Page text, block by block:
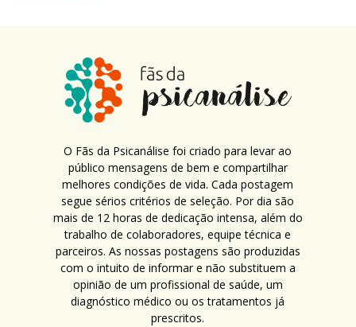
O Fãs da Psicanálise foi criado para levar ao
público mensagens de bem e compartilhar
melhores condições de vida. Cada postagem
segue sérios critérios de seleção. Por dia são
mais de 12 horas de dedicação intensa, além do
trabalho de colaboradores, equipe técnica e
parceiros. As nossas postagens são produzidas
com o intuito de informar e não substituem a
opinião de um profissional de saúde, um
diagnóstico médico ou os tratamentos já
prescritos.